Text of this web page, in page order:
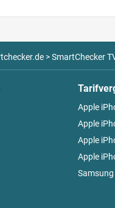
>SmartChecker
Apple
Apple
Apple
Apple